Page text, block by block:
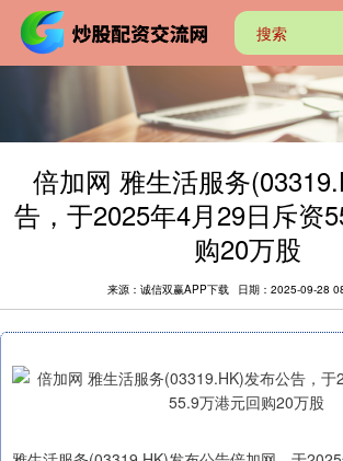
倍加网 雅生活服务
告，于2025年4月29日斥资
购20万股
来源：诚信双赢APP下载 日期：2025-09-28